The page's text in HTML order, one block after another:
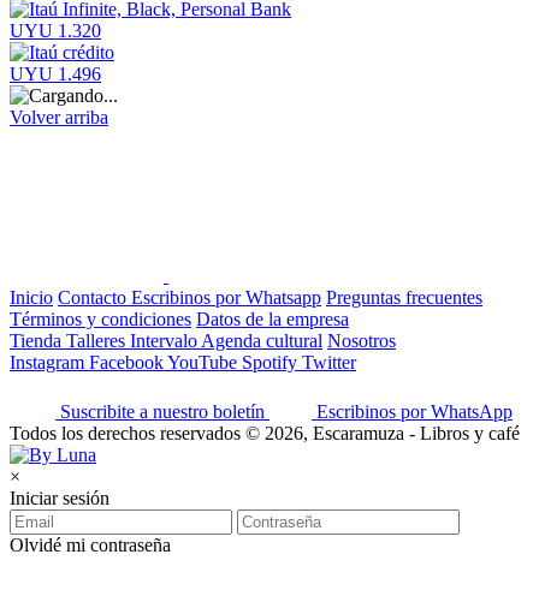
UYU 1.320
UYU 1.496
Volver arriba
Inicio Contacto Escribinos por Whatsapp Preguntas frecuentes
Términos y condiciones Datos de la empresa
Tienda Talleres Intervalo Agenda cultural Nosotros
Instagram FacebookYouTube Spotify Twitter
Suscribite a nuestro boletín
Escribinos por WhatsApp
Todos los derechos reservados © 2026, Escaramuza - Libros y café
×
Iniciar sesión
Olvidé mi contraseña